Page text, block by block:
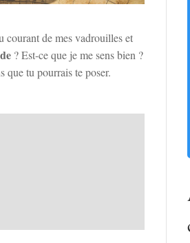
courant de mes vadrouilles et
? Est-ce que je me sens bien ?
que tu pourrais te poser.